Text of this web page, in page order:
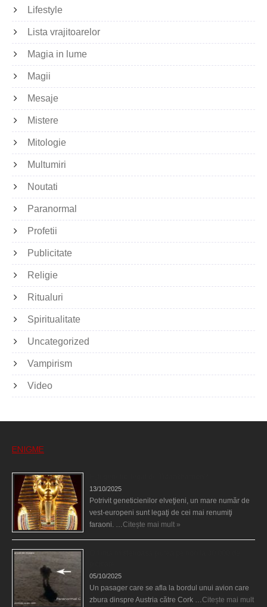
Lifestyle
Lista vrajitoarelor
Magia in lume
Magii
Mesaje
Mistere
Mitologie
Multumiri
Noutati
Paranormal
Profetii
Publicitate
Religie
Ritualuri
Spiritualitate
Uncategorized
Vampirism
Video
ENIGME
13/10/2025
Potrivit geneticienilor elveţieni, un mare număr de
vest-europeni sunt legaţi de cei mai renumiţi
faraoni. …Citește mai mult »
05/10/2025
Un pasager care se afla la bordul unui avion care
zbura dinspre Austria către Cork …Citește mai mult